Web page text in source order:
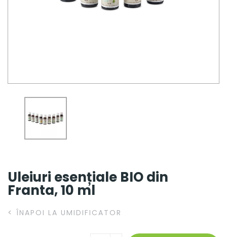
Uleiuri esențiale BIO din
Franta, 10 ml
< ÎNAPOI LA UMIDIFICATOR